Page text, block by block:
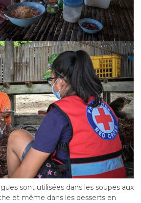
sont utilisées dans les soupes aux
et même dans les desserts en